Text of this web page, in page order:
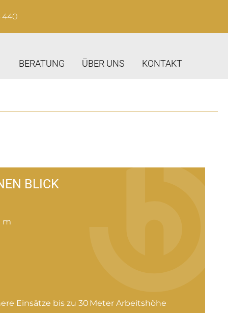
440
BERATUNG ÜBER UNS KONTAKT
BLICK
m
Einsätze bis zu 30 Meter Arbeitshöhe